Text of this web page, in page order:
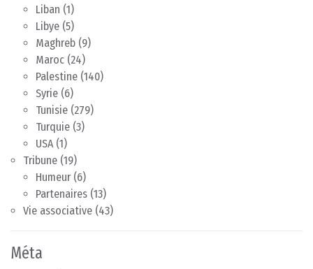
Liban (1)
Libye (5)
Maghreb (9)
Maroc (24)
Palestine (140)
Syrie (6)
Tunisie (279)
Turquie (3)
USA(1)
Tribune (19)
Humeur (6)
Partenaires (13)
Vie associative (43)
Méta